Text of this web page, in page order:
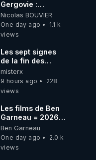
Gergovie :
‪@38resistancegauloise‬
‪@MarionSigautOfficiel‬
‪@gladysriifard5710‬
Nicolas BOUVIER
One day ago
1.1 k
views
Les sept signes
de la fin des
temps selon
l’intervenant
misterx
9 hours ago
228
views
Les films de Ben
Garneau = 2026-
08-05
Ben Garneau
One day ago
2.0 k
views